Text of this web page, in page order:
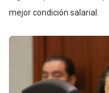
mejor condición salarial.